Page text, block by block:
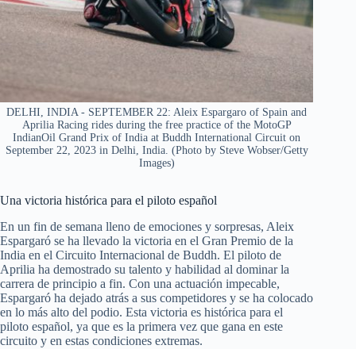
DELHI, INDIA - SEPTEMBER 22: Aleix Espargaro of Spain and
Aprilia Racing rides during the free practice of the MotoGP
IndianOil Grand Prix of India at Buddh International Circuit on
September 22, 2023 in Delhi, India. (Photo by Steve Wobser/Getty
Images)
Una victoria histórica para el piloto español
En un fin de semana lleno de emociones y sorpresas, Aleix
Espargaró se ha llevado la victoria en el Gran Premio de la
India en el Circuito Internacional de Buddh. El piloto de
Aprilia ha demostrado su talento y habilidad al dominar la
carrera de principio a fin. Con una actuación impecable,
Espargaró ha dejado atrás a sus competidores y se ha colocado
en lo más alto del podio. Esta victoria es histórica para el
piloto español, ya que es la primera vez que gana en este
circuito y en estas condiciones extremas.